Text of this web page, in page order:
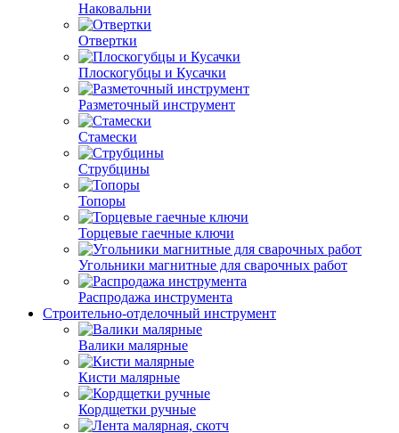
Наковальни
Отвертки
Плоскогубцы и Кусачки
Разметочный инструмент
Стамески
Струбцины
Топоры
Торцевые гаечные ключи
Угольники магнитные для сварочных работ
Распродажа инструмента
Строительно-отделочный инструмент
Валики малярные
Кисти малярные
Кордщетки ручные